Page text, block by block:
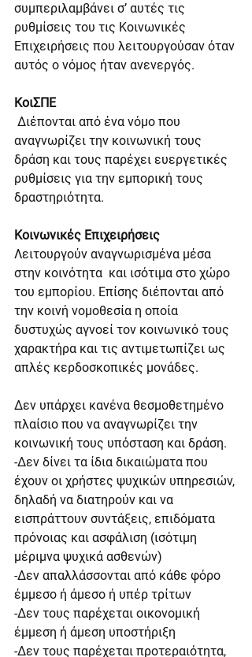
συμπεριλαμβάνει σ’ αυτές τις
ρυθμίσεις του τις Κοινωνικές
Επιχειρήσεις που λειτουργούσαν όταν
αυτός ο νόμος ήταν ανενεργός.
ΚοιΣΠΕ
Διέπονται από ένα νόμο που
αναγνωρίζει την κοινωνική τους
δράση και τους παρέχει ευεργετικές
ρυθμίσεις για την εμπορική τους
δραστηριότητα.
Κοινωνικές Επιχειρήσεις
Λειτουργούν αναγνωρισμένα μέσα
στην κοινότητα  και ισότιμα στο χώρο
του εμπορίου. Επίσης διέπονται από
την κοινή νομοθεσία η οποία
δυστυχώς αγνοεί τον κοινωνικό τους
χαρακτήρα και τις αντιμετωπίζει ως
απλές κερδοσκοπικές μονάδες.
Δεν υπάρχει κανένα θεσμοθετημένο
πλαίσιο που να αναγνωρίζει την
κοινωνική τους υπόσταση και δράση.
-Δεν δίνει τα ίδια δικαιώματα που
έχουν οι χρήστες ψυχικών υπηρεσιών,
δηλαδή να διατηρούν και να
εισπράττουν συντάξεις, επιδόματα
πρόνοιας και ασφάλιση (ισότιμη
μέριμνα ψυχικά ασθενών)
-Δεν απαλλάσσονται από κάθε φόρο
έμμεσο ή άμεσο ή υπέρ τρίτων
-Δεν τους παρέχεται οικονομική
έμμεση ή άμεση υποστήριξη
-Δεν τους παρέχεται προτεραιότητα,